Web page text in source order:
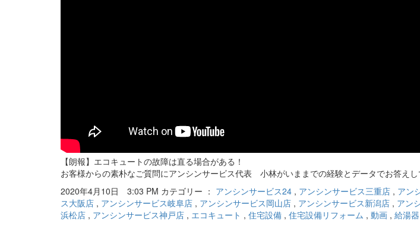
【朗報】エコキュートの故障は直る場合がある！
お客様からの素朴なご質問にアンシンサービス代表 小林がいままでの経験とデータでお答えし
2020年4月10日 3:03 PM カテゴリー ： アンシンサービス24 , アンシンサービス三重店 , アン
ス大阪店 , アンシンサービス岐阜店 , アンシンサービス岡山店 , アンシンサービス新潟店 , アン
浜松店 , アンシンサービス神戸店 , エコキュート , 住宅設備 , 住宅設備リフォーム , 動画 , 給湯器